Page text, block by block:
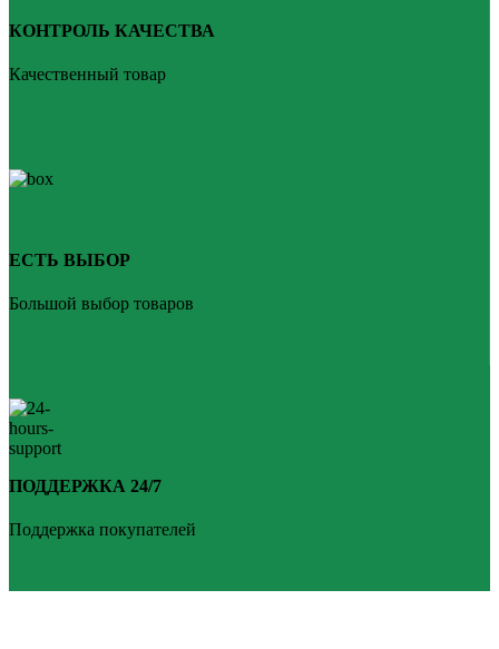
КОНТРОЛЬ КАЧЕСТВА
Качественный товар
ЕСТЬ ВЫБОР
Большой выбор товаров
ПОДДЕРЖКА 24/7
Поддержка покупателей